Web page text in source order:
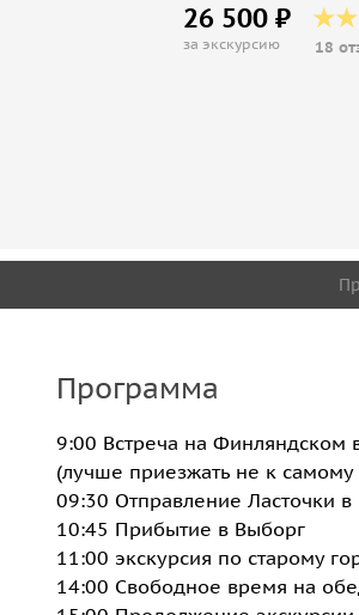
26 500 ₽
за экскурсию 18
Программа
9:00 Встреча на Финляндском
(лучше приезжать не к
09:30 Отправление Ласточки
10:45 Прибытие в Выборг
11:00 экскурсия по старому
14:00 Свободное время на